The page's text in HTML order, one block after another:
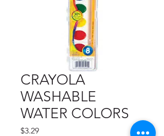
CRAYOLA
WASHABLE
WATER COLORS
$3.29Precio